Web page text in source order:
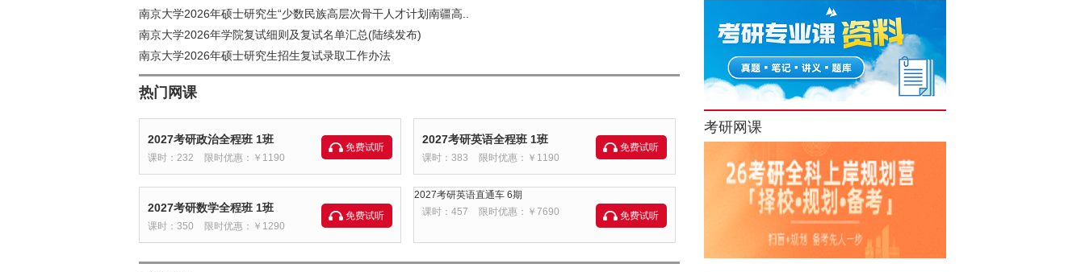
南京大学2026年硕士研究生“少数民族高层次骨干人才计划南疆高..
南京大学2026年学院复试细则及复试名单汇总(陆续发布)
南京大学2026年硕士研究生招生复试录取工作办法
热门网课
2027考研政治全程班 1班
课时：232 限时优惠：￥1190
免费试听
2027考研英语全程班 1班
课时：383 限时优惠：￥1190
免费试听
2027考研数学全程班 1班
课时：350 限时优惠：￥1290
免费试听
2027考研英语直通车 6期
课时：457
限时优惠：￥7690 免费试听
考研网课